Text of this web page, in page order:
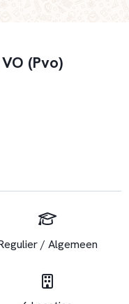
(Pvo)
/ Algemeen